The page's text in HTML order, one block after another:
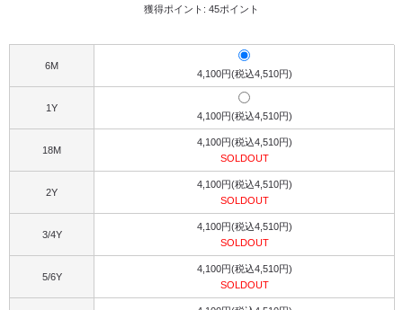
獲得ポイント: 45ポイント
6M
4,100円(税込4,510円)
1Y
4,100円(税込4,510円)
18M
4,100円(税込4,510円)
SOLDOUT
2Y
4,100円(税込4,510円)
SOLDOUT
3/4Y
4,100円(税込4,510円)
SOLDOUT
5/6Y
4,100円(税込4,510円)
SOLDOUT